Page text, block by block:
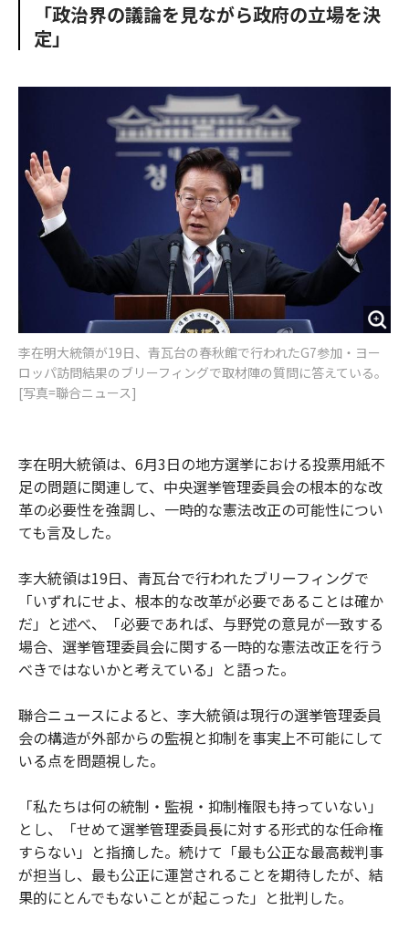
「政治界の議論を見ながら政府の立場を決
定」
李在明大統領が19日、青瓦台の春秋館で行われたG7参加・ヨー
ロッパ訪問結果のブリーフィングで取材陣の質問に答えている。
[写真=聯合ニュース]
李在明大統領は、6月3日の地方選挙における投票用紙不
足の問題に関連して、中央選挙管理委員会の根本的な改
革の必要性を強調し、一時的な憲法改正の可能性につい
ても言及した。
李大統領は19日、青瓦台で行われたブリーフィングで
「いずれにせよ、根本的な改革が必要であることは確か
だ」と述べ、「必要であれば、与野党の意見が一致する
場合、選挙管理委員会に関する一時的な憲法改正を行う
べきではないかと考えている」と語った。
聯合ニュースによると、李大統領は現行の選挙管理委員
会の構造が外部からの監視と抑制を事実上不可能にして
いる点を問題視した。
「私たちは何の統制・監視・抑制権限も持っていない」
とし、「せめて選挙管理委員長に対する形式的な任命権
すらない」と指摘した。続けて「最も公正な最高裁判事
が担当し、最も公正に運営されることを期待したが、結
果的にとんでもないことが起こった」と批判した。